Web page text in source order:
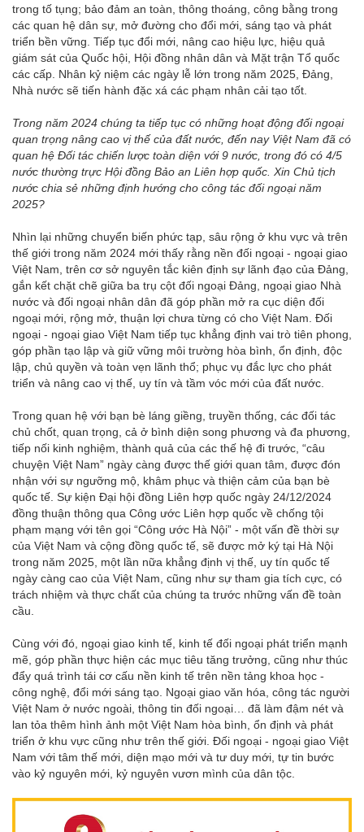
trong tố tụng; bảo đảm an toàn, thông thoáng, công bằng trong
các quan hệ dân sự, mở đường cho đổi mới, sáng tạo và phát
triển bền vững. Tiếp tục đổi mới, nâng cao hiệu lực, hiệu quả
giám sát của Quốc hội, Hội đồng nhân dân và Mặt trận Tổ quốc
các cấp. Nhân kỷ niệm các ngày lễ lớn trong năm 2025, Đảng,
Nhà nước sẽ tiến hành đặc xá các phạm nhân cải tạo tốt.
Trong năm 2024 chúng ta tiếp tục có những hoạt động đối ngoại
quan trọng nâng cao vị thế của đất nước, đến nay Việt Nam đã có
quan hệ Đối tác chiến lược toàn diện với 9 nước, trong đó có 4/5
nước thường trực Hội đồng Bảo an Liên hợp quốc. Xin Chủ tịch
nước chia sẻ những định hướng cho công tác đối ngoại năm
2025?
Nhìn lại những chuyển biến phức tạp, sâu rộng ở khu vực và trên
thế giới trong năm 2024 mới thấy rằng nền đối ngoại - ngoại giao
Việt Nam, trên cơ sở nguyên tắc kiên định sự lãnh đạo của Đảng,
gắn kết chặt chẽ giữa ba trụ cột đối ngoại Đảng, ngoại giao Nhà
nước và đối ngoại nhân dân đã góp phần mở ra cục diện đối
ngoại mới, rộng mở, thuận lợi chưa từng có cho Việt Nam. Đối
ngoại - ngoại giao Việt Nam tiếp tục khẳng định vai trò tiên phong,
góp phần tạo lập và giữ vững môi trường hòa bình, ổn định, độc
lập, chủ quyền và toàn vẹn lãnh thổ; phục vụ đắc lực cho phát
triển và nâng cao vị thế, uy tín và tầm vóc mới của đất nước.
Trong quan hệ với bạn bè láng giềng, truyền thống, các đối tác
chủ chốt, quan trọng, cả ở bình diện song phương và đa phương,
tiếp nối kinh nghiệm, thành quả của các thế hệ đi trước, “câu
chuyện Việt Nam” ngày càng được thế giới quan tâm, được đón
nhận với sự ngưỡng mộ, khâm phục và thiện cảm của bạn bè
quốc tế. Sự kiện Đại hội đồng Liên hợp quốc ngày 24/12/2024
đồng thuận thông qua Công ước Liên hợp quốc về chống tội
phạm mạng với tên gọi “Công ước Hà Nội” - một vấn đề thời sự
của Việt Nam và cộng đồng quốc tế, sẽ được mở ký tại Hà Nội
trong năm 2025, một lần nữa khẳng định vị thế, uy tín quốc tế
ngày càng cao của Việt Nam, cũng như sự tham gia tích cực, có
trách nhiệm và thực chất của chúng ta trước những vấn đề toàn
cầu.
Cùng với đó, ngoại giao kinh tế, kinh tế đối ngoại phát triển mạnh
mẽ, góp phần thực hiện các mục tiêu tăng trưởng, cũng như thúc
đẩy quá trình tái cơ cấu nền kinh tế trên nền tảng khoa học -
công nghệ, đổi mới sáng tạo. Ngoại giao văn hóa, công tác người
Việt Nam ở nước ngoài, thông tin đối ngoại… đã làm đậm nét và
lan tỏa thêm hình ảnh một Việt Nam hòa bình, ổn định và phát
triển ở khu vực cũng như trên thế giới. Đối ngoại - ngoại giao Việt
Nam với tâm thế mới, diện mạo mới và tư duy mới, tự tin bước
vào kỷ nguyên mới, kỷ nguyên vươn mình của dân tộc.